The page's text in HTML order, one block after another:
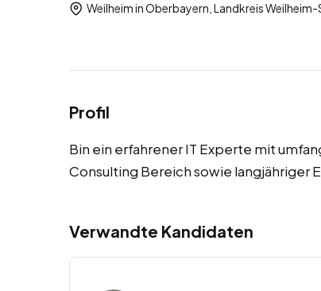
Weilheim in Oberbayern, Landkreis
Profil
Bin ein erfahrener IT Experte mit
Consulting Bereich sowie langjähriger
Verwandte Kandidaten